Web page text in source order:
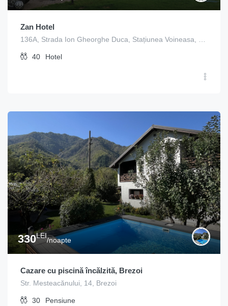
Zan Hotel
40 Hotel
330LEI
/noapte
Cazare cu piscină încălzită, Brezoi
Str. Mesteacănului, 14, Brezoi
30 Pensiune